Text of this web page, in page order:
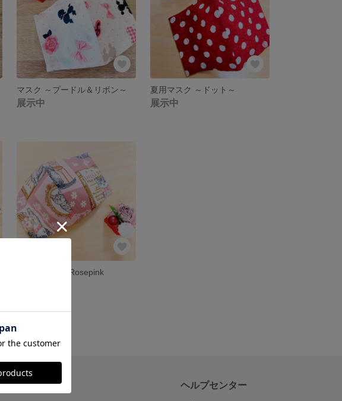
マスク ～プードル＆リボン～
展示中
夏用マスク ～ドット～
展示中
マスク ～猫～Rosepink
の ヘルプセンター